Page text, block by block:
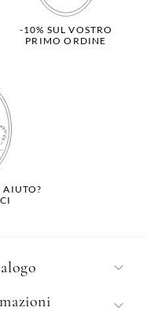
-10% SUL VOSTRO
PRIMO ORDINE